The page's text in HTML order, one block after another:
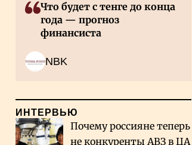
Что будет с тенге до конца
года — прогноз
финансиста
NBK
ИНТЕРВЬЮ
Почему россияне теперь
не конкуренты АВЗ в ЦА